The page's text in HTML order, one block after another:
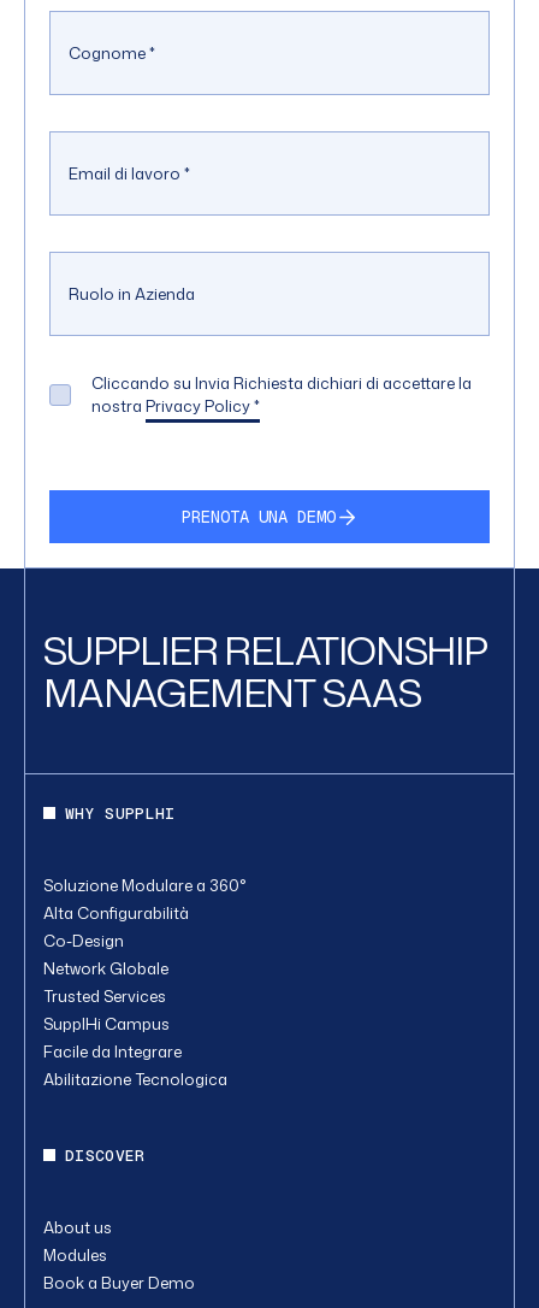
Cognome*
Email di lavoro *
Ruolo in Azienda
Cliccando su Invia Richiesta dichiari di accettare la
nostra Privacy Policy*
PRENOTA UNA DEMO
SUPPLIER RELATIONSHIP
MANAGEMENT SAAS
WHY SUPPLHI
Soluzione Modulare a 360°
Alta Configurabilità
Co-Design
Network Globale
Trusted Services
SupplHi Campus
Facile da Integrare
Abilitazione Tecnologica
DISCOVER
About us
Modules
Book a Buyer Demo